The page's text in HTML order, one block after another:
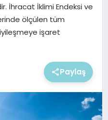
İhracat İklimi Endeksi ve
ölçülen tüm
işaret
Paylaş